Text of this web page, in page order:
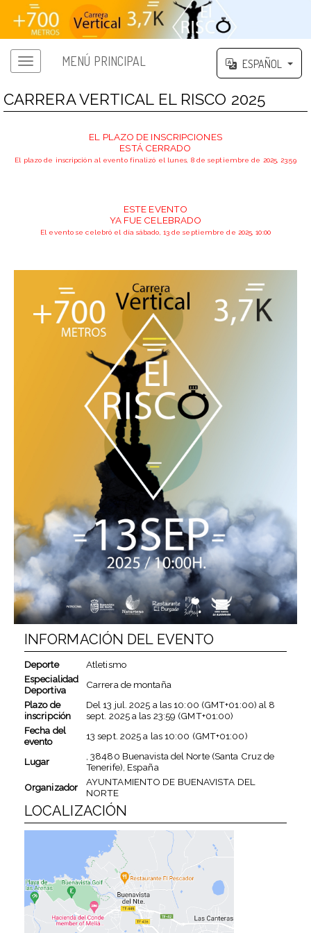
MENÚ PRINCIPAL ESPAÑOL
CARRERA VERTICAL EL RISCO 2025
EL PLAZO DE INSCRIPCIONES
ESTÁ CERRADO
El plazo de inscripción al evento finalizó el lunes, 8 de septiembre de 2025, 23:59
ESTE EVENTO
YA FUE CELEBRADO
El evento se celebró el día sábado, 13 de septiembre de 2025, 10:00
INFORMACIÓN DEL EVENTO
Deporte
Atletismo
Especialidad
Deportiva
Carrera de montaña
Plazo de
inscripción
Del13 jul. 2025 a las10:00 (GMT+01:00) al 8
sept. 2025a las 23:59 (GMT+01:00)
Fecha del
evento
13 sept. 2025a las10:00 (GMT+01:00)
Lugar
, 38480 Buenavista del Norte (Santa Cruz de
Tenerife), España
Organizador
AYUNTAMIENTO DE BUENAVISTA DEL
NORTE
LOCALIZACIÓN